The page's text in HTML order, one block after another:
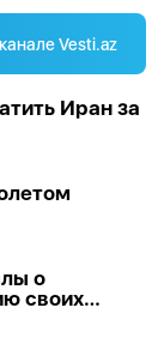
Vesti.az
Иран за
о
своих